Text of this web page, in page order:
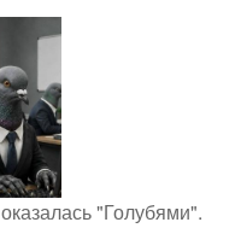
"Голубями".